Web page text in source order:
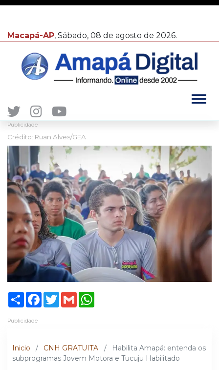
Macapá-AP, Sábado, 08 de agosto de 2026.
Publicidade
Crédito: Ruan Alves/GEA
ShareFacebook
TwitterGmail
Publicidade
Inicio / CNH GRATUITA /
Habilita Amapá: entenda os
subprogramas Jovem Motora e Tucuju Habilitado